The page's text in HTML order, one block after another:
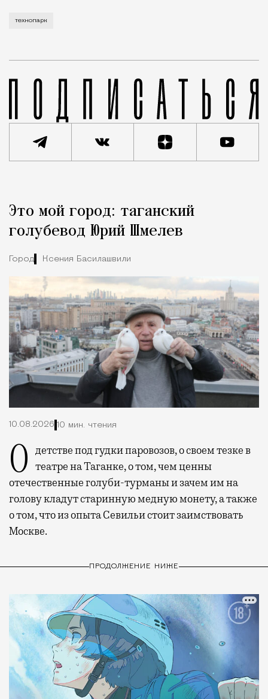
технопарк
Город
Это мой город: таганский
голубевод Юрий Шмелев
Город Ксения Басилашвили
10.08.2026 10 мин. чтения
О детстве под гудки паровозов, о своем тезке в театре на Таганке, о том, чем ценны
отечественные голуби-турманы и зачем им на
голову кладут старинную медную монету, а также
о том, что из опыта Севильи стоит заимствовать
Москве.
ПРОДОЛЖЕНИЕ НИЖЕ